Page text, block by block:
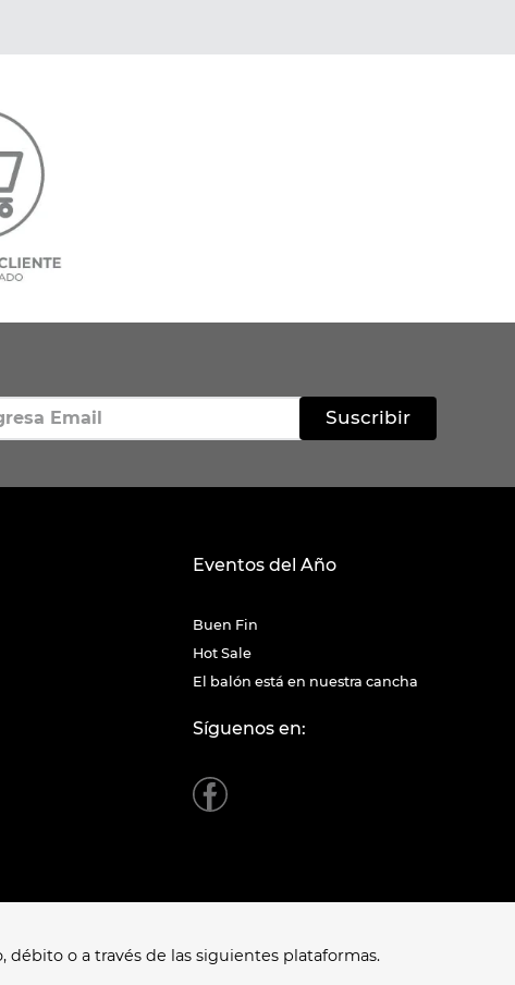
Suscribir
Eventos del Año
Buen Fin
Hot Sale
El balón está en nuestra cancha
Síguenos en:
o a través de las siguientes plataformas.